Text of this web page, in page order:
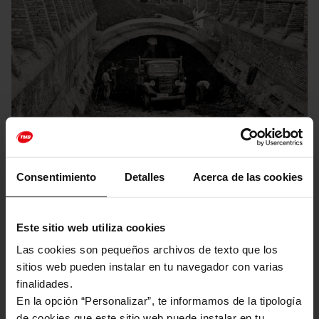
Consentimiento Detalles Acerca de las cookies
Este sitio web utiliza cookies
Las cookies son pequeños archivos de texto que los
sitios web pueden instalar en tu navegador con varias
finalidades.
En la opción “Personalizar”, te informamos de la tipología
la segona meitat del segle XX
Història